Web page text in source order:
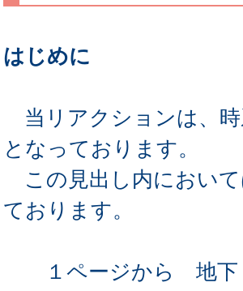
はじめに
当リアクションは、
となっております。
この見出し内において
ております。
１ページから 地下